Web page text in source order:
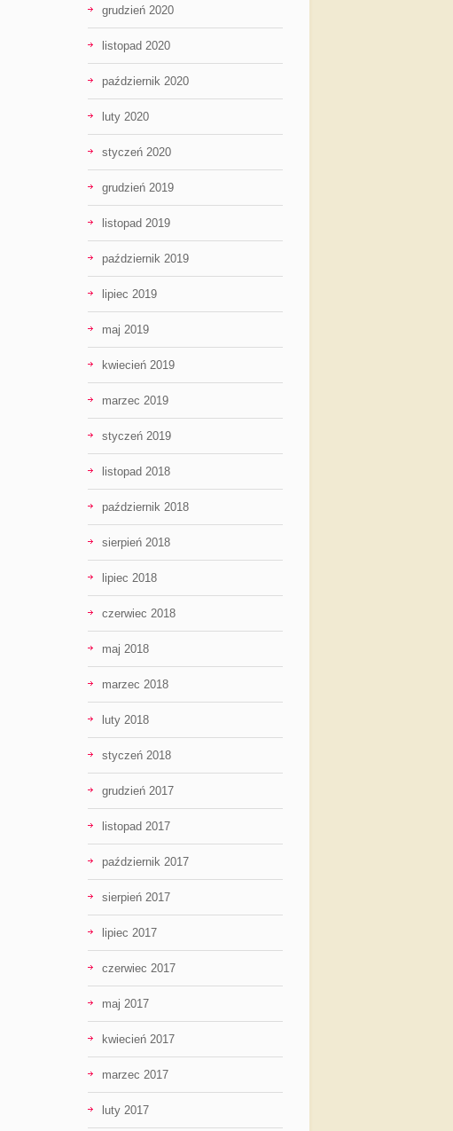
grudzień 2020
listopad 2020
październik 2020
luty 2020
styczeń 2020
grudzień 2019
listopad 2019
październik 2019
lipiec 2019
maj 2019
kwiecień 2019
marzec 2019
styczeń 2019
listopad 2018
październik 2018
sierpień 2018
lipiec 2018
czerwiec 2018
maj 2018
marzec 2018
luty 2018
styczeń 2018
grudzień 2017
listopad 2017
październik 2017
sierpień 2017
lipiec 2017
czerwiec 2017
maj 2017
kwiecień 2017
marzec 2017
luty 2017